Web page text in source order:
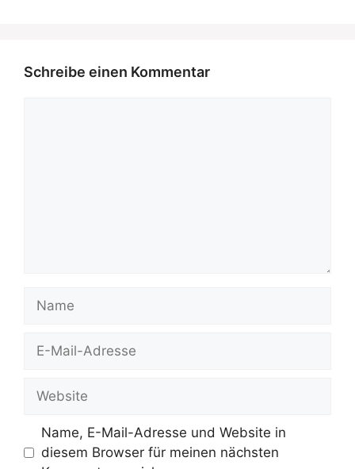
Schreibe einen Kommentar
Name
Website
Name, E-Mail-Adresse und Website in
diesem Browser für meinen nächsten